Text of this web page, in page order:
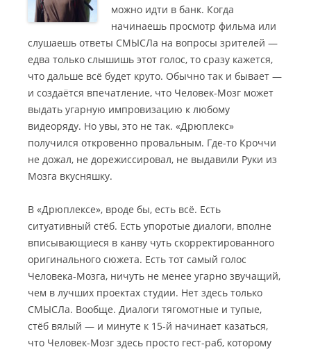
можно идти в банк. Когда
начинаешь просмотр фильма или
слушаешь ответы СМЫСЛа на вопросы зрителей —
едва только слышишь этот голос, то сразу кажется,
что дальше всё будет круто. Обычно так и бывает —
и создаётся впечатление, что Человек-Мозг может
выдать угарную импровизацию к любому
видеоряду. Но увы, это не так. «Дрюплекс»
получился откровенно провальным. Где-то Кроччи
не дожал, не дорежиссировал, не выдавили Руки из
Мозга вкусняшку.
В «Дрюплексе», вроде бы, есть всё. Есть
ситуативный стёб. Есть упоротые диалоги, вполне
вписывающиеся в канву чуть скорректированного
оригинального сюжета. Есть тот самый голос
Человека-Мозга, ничуть не менее угарно звучащий,
чем в лучших проектах студии. Нет здесь только
СМЫСЛа. Вообще. Диалоги тягомотные и тупые,
стёб вялый — и минуте к 15-й начинает казаться,
что Человек-Мозг здесь просто гест-раб, которому